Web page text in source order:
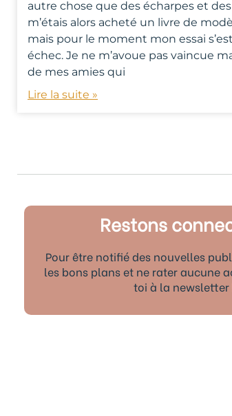
autre chose que des écharpes et des
m’étais alors acheté un livre de
mais pour le moment mon essai
échec. Je ne m’avoue pas vaincue
de mes amies qui
Lire la suite »
Restons
Pour être notifié des nouvelles
les bons plans et ne rater aucune
toi à la newsletter